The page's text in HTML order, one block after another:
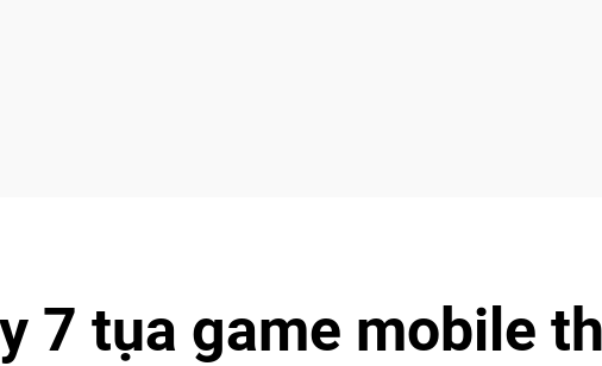
7 tụa game mobile